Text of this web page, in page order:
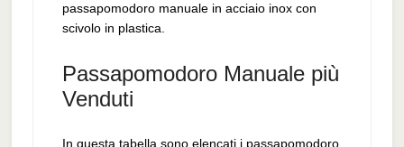
passapomodoro manuale in acciaio inox con
scivolo in plastica.
Passapomodoro Manuale più
Venduti
In questa tabella sono elencati i passapomodoro